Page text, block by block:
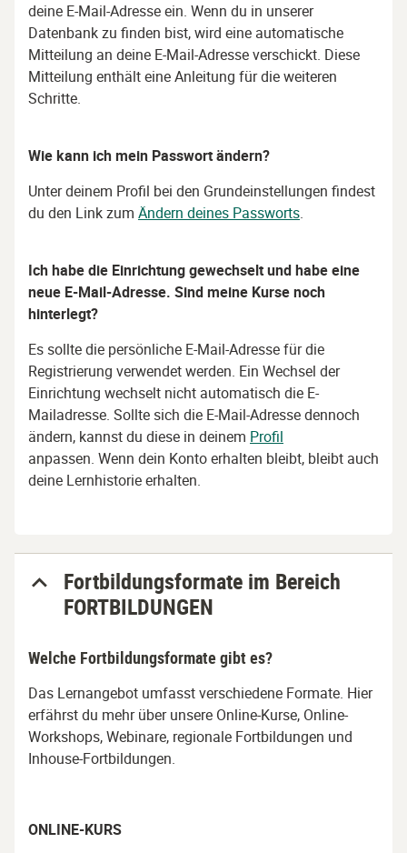
deine E-Mail-Adresse ein. Wenn du in unserer
Datenbank zu finden bist, wird eine automatische
Mitteilung an deine E-Mail-Adresse verschickt. Diese
Mitteilung enthält eine Anleitung für die weiteren
Schritte.
Wie kann ich mein Passwort ändern?
Unter deinem Profil bei den Grundeinstellungen findest
du den Link zum Ändern deines Passworts.
Ich habe die Einrichtung gewechselt und habe eine
neue E-Mail-Adresse. Sind meine Kurse noch
hinterlegt?
Es sollte die persönliche E-Mail-Adresse für die
Registrierung verwendet werden. Ein Wechsel der
Einrichtung wechselt nicht automatisch die E-
Mailadresse. Sollte sich die E-Mail-Adresse dennoch
ändern, kannst du diese in deinem Profil
anpassen. Wenn dein Konto erhalten bleibt, bleibt auch
deine Lernhistorie erhalten.
Fortbildungsformate im Bereich
FORTBILDUNGEN
Welche Fortbildungsformate gibt es?
Das Lernangebot umfasst verschiedene Formate. Hier
erfährst du mehr über unsere Online-Kurse, Online-
Workshops, Webinare, regionale Fortbildungen und
Inhouse-Fortbildungen.
ONLINE-KURS